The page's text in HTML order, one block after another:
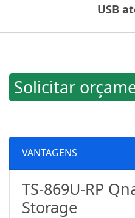
USB
Solicitar
VANTAGENS
TS-869U-RP
Storage